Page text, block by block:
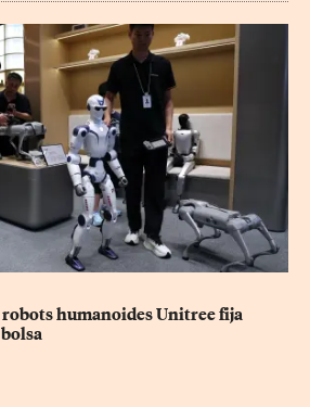
humanoides Unitree fija